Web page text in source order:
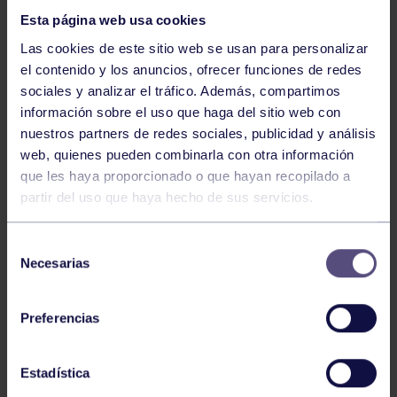
Esta página web usa cookies
Las cookies de este sitio web se usan para personalizar
el contenido y los anuncios, ofrecer funciones de redes
sociales y analizar el tráfico. Además, compartimos
información sobre el uso que haga del sitio web con
nuestros partners de redes sociales, publicidad y análisis
web, quienes pueden combinarla con otra información
que les haya proporcionado o que hayan recopilado a
partir del uso que haya hecho de sus servicios.
Necesarias
Preferencias
Estadística
Hockey 28 Jul 2026
ÓSCAR PALOMERO, RUMBO AL
MUNDIAL
Hockey